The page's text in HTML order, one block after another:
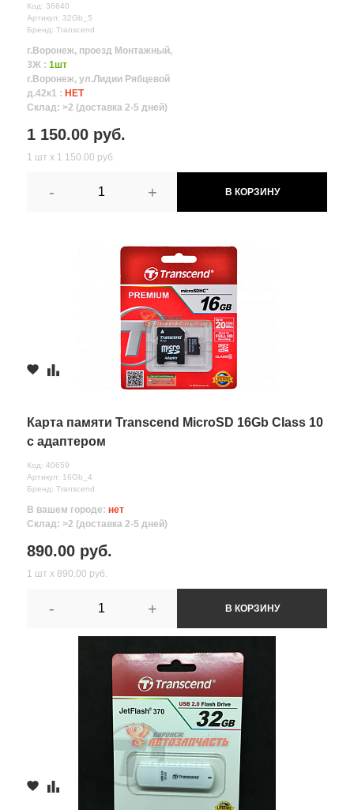
Код: 36640
Артикул: 32Gb_5
Бренд: Transcend
г.Воронеж, проезд Монтажный,
3Ж : 1шт
г.Воронеж, ул.Лидии Рябцевой
д.42к1 : НЕТ
Склад: >2 (доставка 2-5 дней)
1 150.00 руб.
1 шт х 1 150.00 руб.
- + В КОРЗИНУ
Карта памяти Transcend MicroSD 16Gb Class 10
с адаптером
Код: 40659
Артикул: 16Gb_4
Бренд: Transcend
В вашем городе: нет
Склад: >2 (доставка 2-5 дней)
890.00 руб.
1 шт х 890.00 руб.
- + В КОРЗИНУ